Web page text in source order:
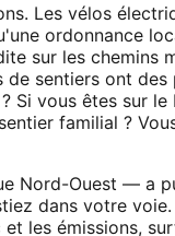
Les vélos
ordonnance
sur les
sentiers ont
vous êtes sur
familial ?
Ouest — a
dans votre
les émissions,